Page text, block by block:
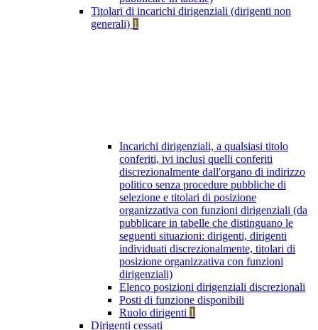
Titolari di incarichi dirigenziali (dirigenti non
generali) 1
Incarichi dirigenziali, a qualsiasi titolo
conferiti, ivi inclusi quelli conferiti
discrezionalmente dall'organo di indirizzo
politico senza procedure pubbliche di
selezione e titolari di posizione
organizzativa con funzioni dirigenziali (da
pubblicare in tabelle che distinguano le
seguenti situazioni: dirigenti, dirigenti
individuati discrezionalmente, titolari di
posizione organizzativa con funzioni
dirigenziali)
Elenco posizioni dirigenziali discrezionali
Posti di funzione disponibili
Ruolo dirigenti 1
Dirigenti cessati